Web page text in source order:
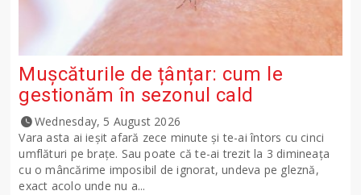
Mușcăturile de țânțar: cum le
gestionăm în sezonul cald
Wednesday, 5 August 2026
Vara asta ai ieșit afară zece minute și te-ai întors cu cinci
umflături pe brațe. Sau poate că te-ai trezit la 3 dimineața
cu o mâncărime imposibil de ignorat, undeva pe gleznă,
exact acolo unde nu a...